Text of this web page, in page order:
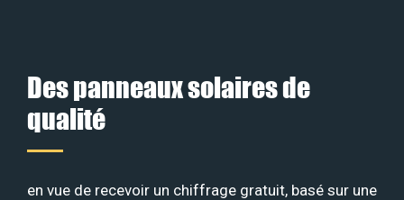
Des panneaux solaires de
qualité
en vue de recevoir un chiffrage gratuit, basé sur une